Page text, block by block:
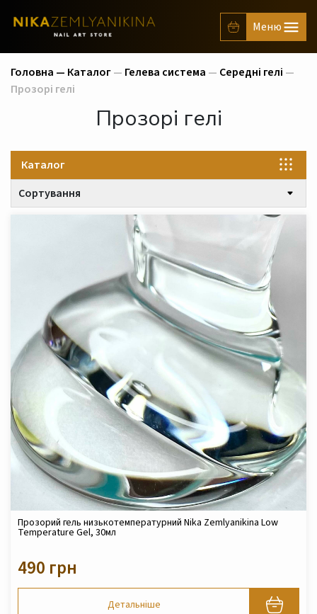
Головна — Каталог— Гелева система — Середні гелі —
Прозорі гелі
Прозорі гелі
Каталог
Сортування
Прозорий гель низькотемпературний Nika Zemlyanikina Low
Temperature Gel, 30мл
490 грн
Детальніше